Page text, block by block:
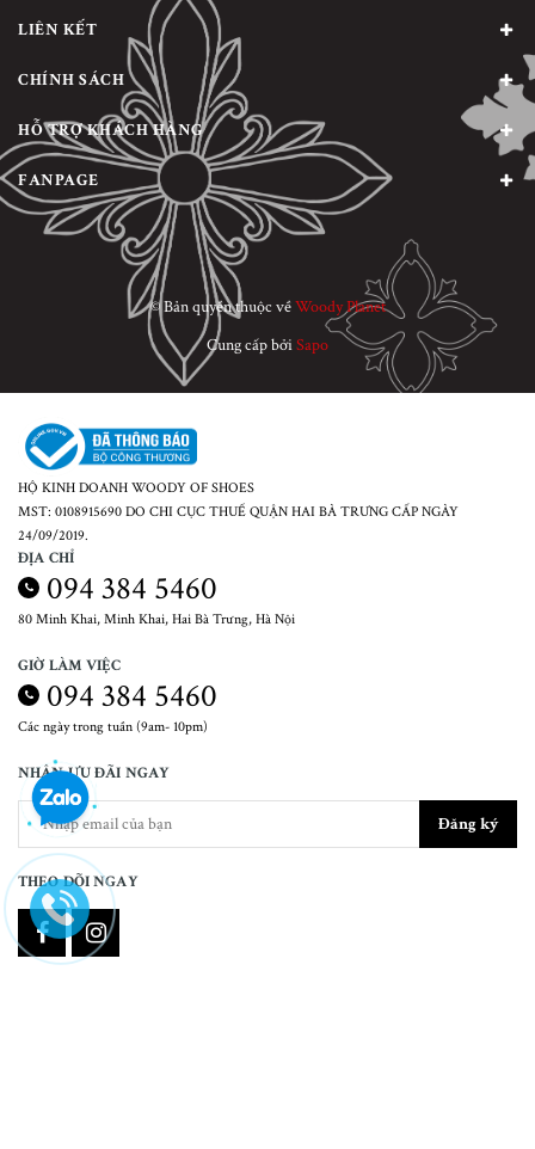
LIÊN KẾT
CHÍNH SÁCH
HỖ TRỢ KHÁCH HÀNG
FANPAGE
© Bản quyền thuộc vềWoody Planet
Cung cấp bởiSapo
HỘ KINH DOANH WOODY OF SHOES
MST: 0108915690 DO CHI CỤC THUẾ QUẬN HAI BÀ TRƯNG CẤP NGÀY
24/09/2019.
ĐỊA CHỈ
094 384 5460
80 Minh Khai, Minh Khai, Hai Bà Trưng, Hà Nội
GIỜ LÀM VIỆC
094 384 5460
Các ngày trong tuần (9am- 10pm)
NHẬN ƯU ĐÃI NGAY
Đăng ký
THEO DÕI NGAY